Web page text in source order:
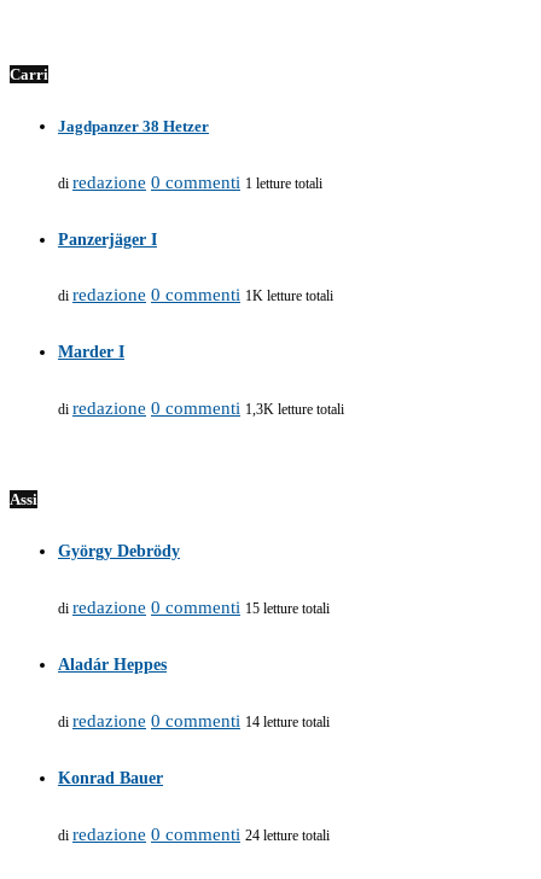
Carri
Jagdpanzer 38 Hetzer
di redazione 0 commenti 1 letture totali
Panzerjäger I
di redazione 0 commenti 1K letture totali
Marder I
di redazione 0 commenti 1,3K letture totali
Assi
György Debrödy
di redazione 0 commenti 15 letture totali
Aladár Heppes
di redazione 0 commenti 14 letture totali
Konrad Bauer
di redazione 0 commenti 24 letture totali